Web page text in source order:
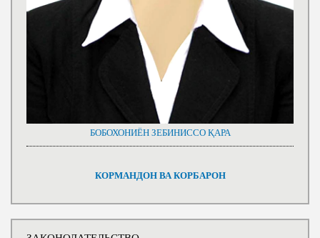
БОБОХОНИЁН ЗЕБИНИССО ҚАРА
КОРМАНДОН ВА КОРБАРОН